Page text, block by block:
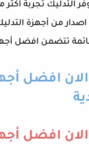
التدليك تجربة
اصدار من أجهزة
تتضمن افضل
افضل
افضل